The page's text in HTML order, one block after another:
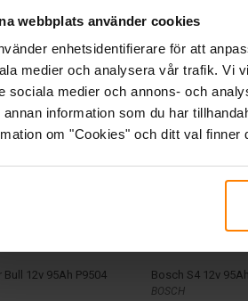
webbplats använder cookies
enhetsidentifierare för att
medier och analysera vår trafik. Vi
sociala medier och annons- och
annan information som du har
om "Cookies" och ditt val
och/eller tillbehör:
Bull 12v 95Ah P9504 Bosch S4 12v
BOSCH